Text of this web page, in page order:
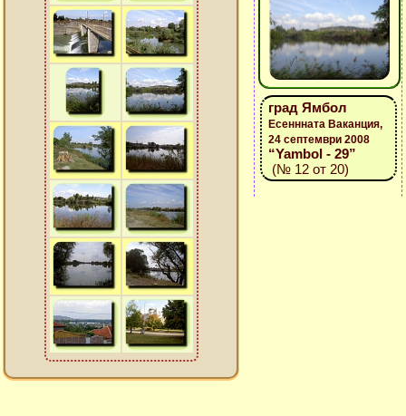
град Ямбол
Есеннната Ваканция,
24 септември 2008
“Yambol - 29”
(№ 12 от 20)